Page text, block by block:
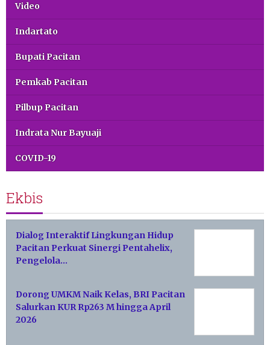
Video
Indartato
Bupati Pacitan
Pemkab Pacitan
Pilbup Pacitan
Indrata Nur Bayuaji
COVID-19
Ekbis
Dialog Interaktif Lingkungan Hidup
Pacitan Perkuat Sinergi Pentahelix,
Pengelola…
Dorong UMKM Naik Kelas, BRI Pacitan
Salurkan KUR Rp263 M hingga April
2026